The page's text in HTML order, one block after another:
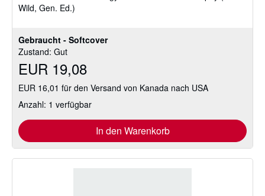
Gebraucht - Softcover
Zustand: Gut
EUR 19,08
EUR 16,01 für den Versand von Kanada nach USA
Anzahl: 1 verfügbar
In den Warenkorb
Wild, Gen. Ed.)